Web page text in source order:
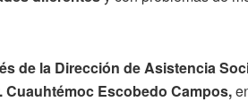
de la Dirección de Asistencia
Cuauhtémoc Escobedo Campos,